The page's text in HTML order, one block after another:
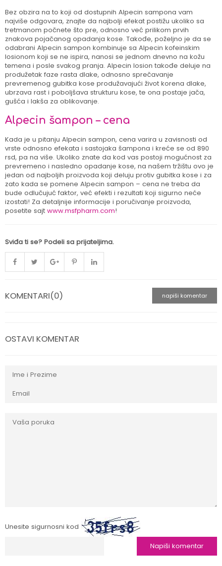
Bez obzira na to koji od dostupnih Alpecin sampona vam
najviše odgovara, znajte da najbolji efekat postižu ukoliko sa
tretmanom počnete što pre, odnosno već prilikom prvih
znakova pojačanog opadanja kose. Takođe, poželjno je da se
odabrani Alpecin sampon kombinuje sa Alpecin kofeinskim
losionom koji se ne ispira, nanosi se jednom dnevno na kožu
temena i posle svakog pranja. Alpecin losion takođe deluje na
produžetak faze rasta dlake, odnosno sprečavanje
prevremenog gubitka kose produžavajući život korena dlake,
ubrzava rast i poboljšava strukturu kose, te ona postaje jača,
gušća i lakša za oblikovanje.
Alpecin šampon – cena
Kada je u pitanju Alpecin sampon, cena varira u zavisnosti od
vrste odnosno efekata i sastojaka šampona i kreće se od 890
rsd, pa na više. Ukoliko znate da kod vas postoji mogućnost za
prevremeno i nasledno opadanje kose, na našem tržištu ovo je
jedan od najboljih proizvoda koji deluju protiv gubitka kose i za
zato kada se pomene Alpecin sampon – cena ne treba da
bude odlučujuć faktor, već efekti i rezultati koji sigurno neće
izostati! Za detaljnije informacije i poručivanje proizvoda,
posetite sajt www.msfpharm.com!
Sviđa ti se? Podeli sa prijateljima.
KOMENTARI(0) napiši komentar
OSTAVI KOMENTAR
Unesite sigurnosni kod